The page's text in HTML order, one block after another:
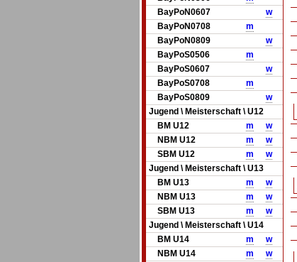
BayPoN0607
w
BayPoN0708
m
BayPoN0809
w
BayPoS0506
m
BayPoS0607
w
BayPoS0708
m
BayPoS0809
w
Jugend \ Meisterschaft \ U12
BM U12
m
w
NBM U12
m
w
SBM U12
m
w
Jugend \ Meisterschaft \ U13
BM U13
m
w
NBM U13
m
w
SBM U13
m
w
Jugend \ Meisterschaft \ U14
BM U14
m
w
NBM U14
m
w